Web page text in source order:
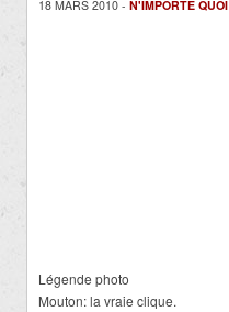
18 MARS 2010 - N'IMPORTE QUOI
Légende photo
Mouton: la vraie clique.